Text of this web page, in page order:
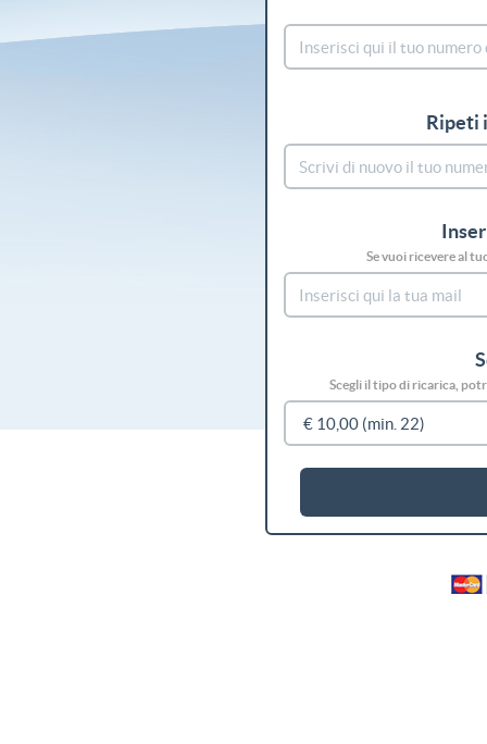
Ripeti
Se vuoi ricevere al
Scegli il tipo di ricarica,